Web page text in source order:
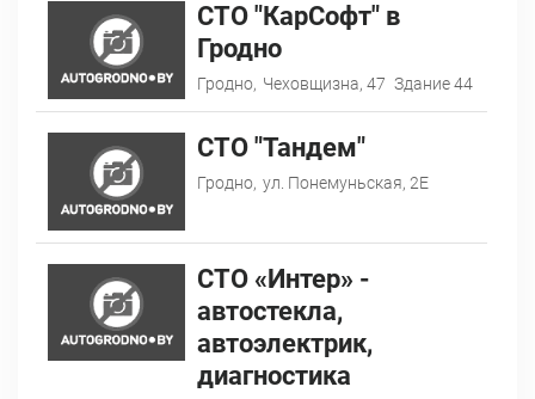
СТО "КарСофт" в
Гродно
Гродно, Чеховщизна, 47 Здание 44
СТО "Тандем"
Гродно, ул. Понемуньская, 2Е
СТО «Интер» -
автостекла,
автоэлектрик,
диагностика